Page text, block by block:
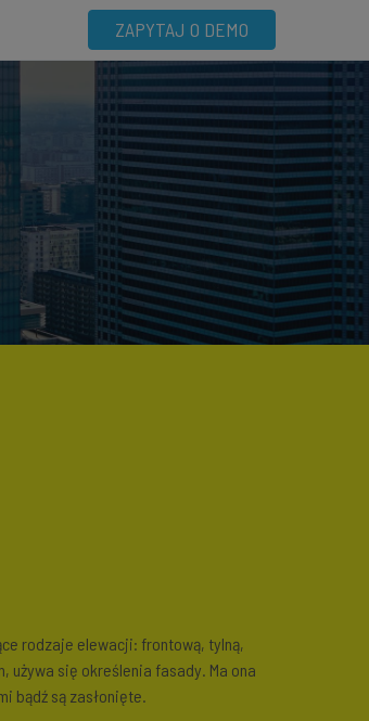
ZAPYTAJ O DEMO
rodzaje elewacji: frontową, tylną,
używa się określenia fasady. Ma ona
bądź są zasłonięte.